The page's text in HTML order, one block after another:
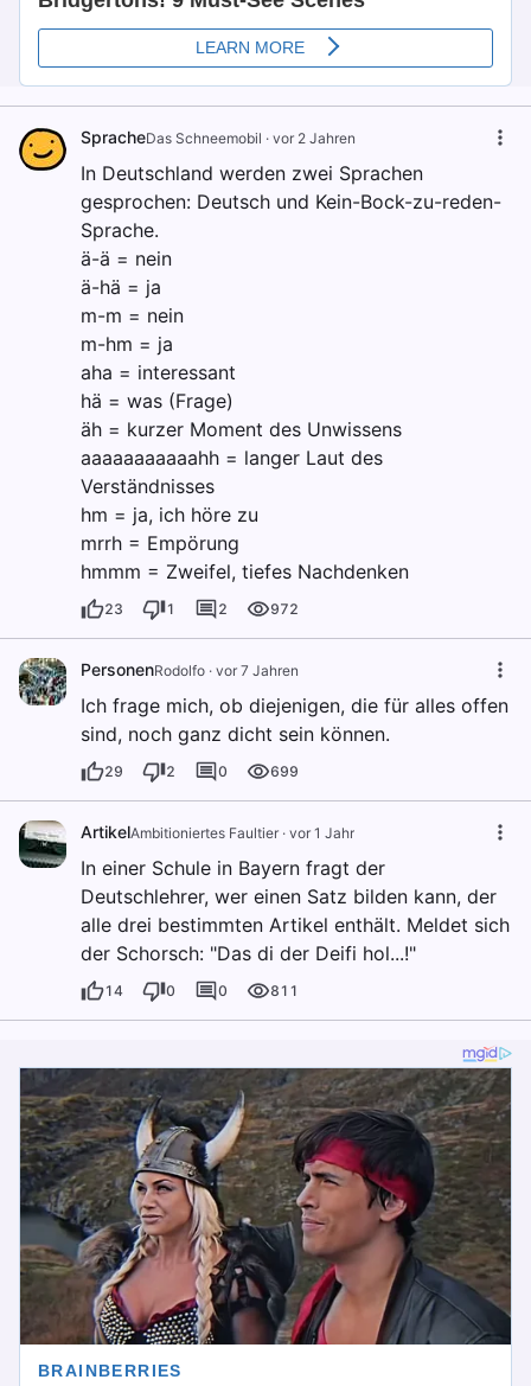
SpracheDas Schneemobil · vor 2 Jahren
In Deutschland werden zwei Sprachen
gesprochen: Deutsch und Kein-Bock-zu-reden-
Sprache.
ä-ä = nein
ä-hä = ja
m-m = nein
m-hm = ja
aha = interessant
hä = was (Frage)
äh = kurzer Moment des Unwissens
aaaaaaaaaaahh = langer Laut des
Verständnisses
hm = ja, ich höre zu
mrrh = Empörung
hmmm = Zweifel, tiefes Nachdenken
23 1 2 972
PersonenRodolfo · vor 7 Jahren
Ich frage mich, ob diejenigen, die für alles offen
sind, noch ganz dicht sein können.
29 2 0 699
ArtikelAmbitioniertes Faultier · vor 1 Jahr
In einer Schule in Bayern fragt der
Deutschlehrer, wer einen Satz bilden kann, der
alle drei bestimmten Artikel enthält. Meldet sich
der Schorsch: "Das di der Deifi hol...!"
14 0 0 811